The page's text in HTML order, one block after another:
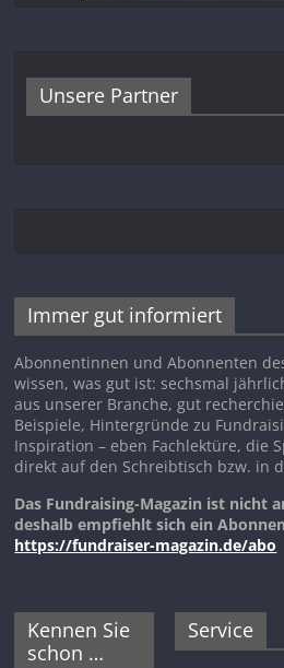
Unsere Partner
Immer gut informiert
Abonnentinnen und Abonnenten
wissen, was gut ist: sechsmal
aus unserer Branche, gut
Beispiele, Hintergründe zu
Inspiration – eben Fachlektüre, die
direkt auf den Schreibtisch bzw. in
Das Fundraising-Magazin ist nicht
deshalb empfiehlt sich ein
https://fundraiser-magazin.de/abo
Kennen Sie
schon …
Service